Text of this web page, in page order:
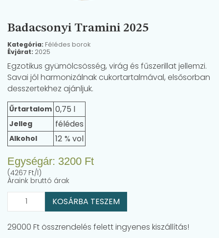
Badacsonyi Tramini 2025
Kategória: Félédes borok
Évjárat: 2025
Egzotikus gyümölcsösség, virág és fűszerillat jellemzi.
Savai jól harmonizálnak cukortartalmával, elsősorban
desszertekhez ajánljuk.
Űrtartalom 0,75 l
Jelleg félédes
Alkohol 12
Egységár: 3200 Ft
(4267 Ft/l)
Áraink bruttó árak
KOSÁRBA TESZEM
29000 Ft összrendelés felett ingyenes kiszállítás!